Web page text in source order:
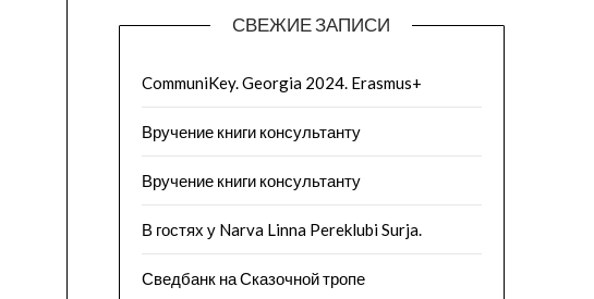
СВЕЖИЕ ЗАПИСИ
CommuniKey. Georgia 2024. Erasmus+
Вручение книги консультанту
Вручение книги консультанту
В гостях у Narva Linna Pereklubi Surja.
Сведбанк на Сказочной тропе